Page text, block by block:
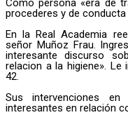
Como persona «era de
procederes y de
En la Real Academia
señor Muñoz Frau.
interesante discurso
relacion a la higiene». Le
42.
Sus intervenciones
interesantes en relación